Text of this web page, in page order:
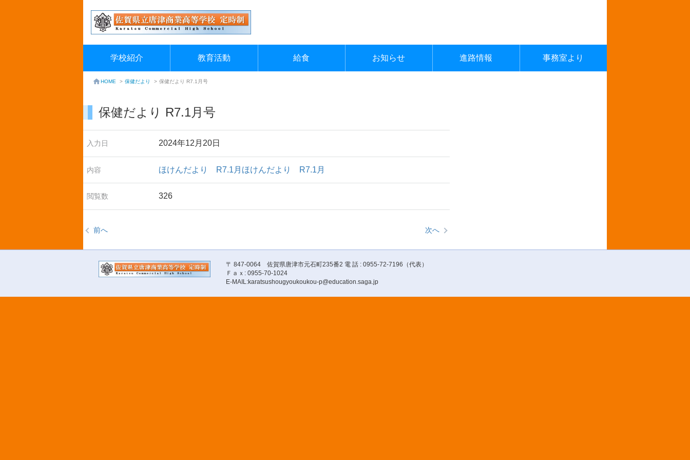
学校紹介 教育活動 給食 お知らせ 進路情報 事務室より
HOME > 保健だより > 保健だより R7.1月号
保健だより R7.1月号
入力日 2024年12月20日
内容 ほけんだより R7.1月 ほけんだより R7.1月
閲覧数 326
前へ 次へ
〒 847-0064 佐賀県唐津市元石町235番2 電 話 : 0955-72-7196（代表）
Ｆａｘ: 0955-70-1024
E-MAIL:karatsushougyoukoukou-p@education.saga.jp